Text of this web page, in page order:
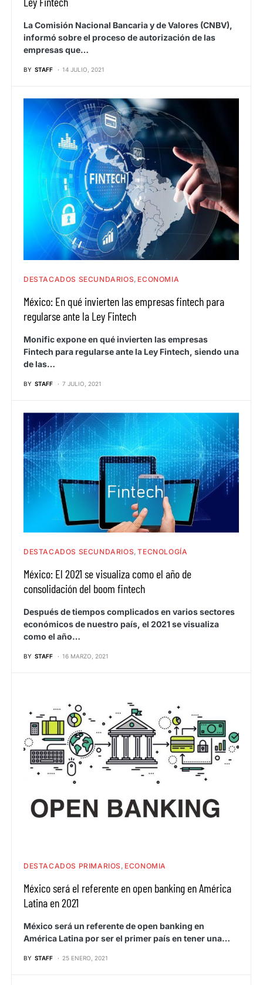
La Comisión Nacional Bancaria y de Valores (CNBV),
informó sobre el proceso de autorización de las
empresas que…
BY STAFF 14 JULIO, 2021
DESTACADOS SECUNDARIOS ECONOMIA
México: En qué invierten las empresas fintech para
regularse ante la Ley Fintech
Monific expone en qué invierten las empresas
Fintech para regularse ante la Ley Fintech, siendo una
de las…
BY STAFF 7 JULIO, 2021
DESTACADOS SECUNDARIOS TECNOLOGÍA
México: El 2021 se visualiza como el año de
consolidación del boom fintech
Después de tiempos complicados en varios sectores
económicos de nuestro país, el 2021 se visualiza
como el año…
BY STAFF 16 MARZO, 2021
DESTACADOS PRIMARIOS ECONOMIA
México será el referente en open banking en América
Latina en 2021
México será un referente de open banking en
América Latina por ser el primer país en tener una…
BY STAFF 25 ENERO, 2021